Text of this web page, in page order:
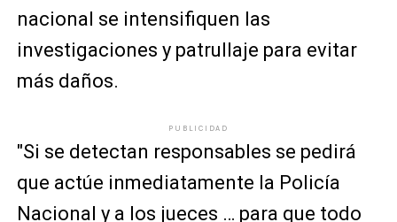
nacional se intensifiquen las
investigaciones y patrullaje para evitar
más daños.
PUBLICIDAD
"Si se detectan responsables se pedirá
que actúe inmediatamente la Policía
Nacional y a los jueces … para que todo